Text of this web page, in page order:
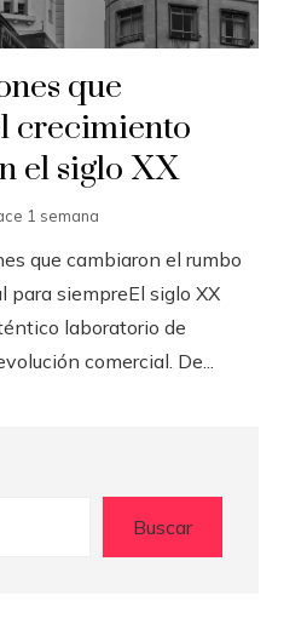
que
crecimiento
el siglo XX
1 semana
que cambiaron el rumbo
para siempreEl siglo XX
laboratorio de
comercial. De...
Buscar